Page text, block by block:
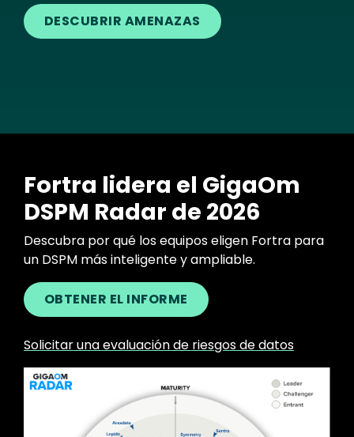
DESCUBRIR AMENAZAS
Fortra lidera el GigaOm
DSPM Radar de 2026
Descubra por qué los equipos eligen Fortra para
un DSPM más inteligente y ampliable.
OBTENER EL INFORME
Solicitar una evaluación de riesgos de datos
Image